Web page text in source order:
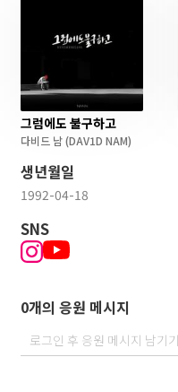
그럼에도 불구하고
다비드 남(DAV1D NAM)
생년월일
1992-04-18
SNS
0개의 응원 메시지